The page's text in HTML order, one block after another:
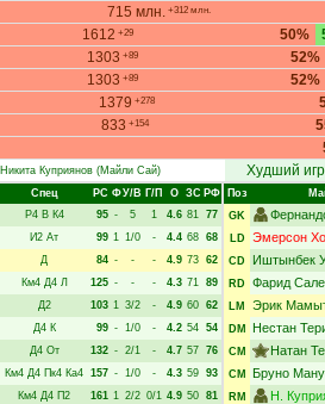
715 млн. +312 млн.
1612 +29 50%
1303 +89 52%
1303 +89 52%
1379 +278
833 +154
Никита Куприянов(Майли Сай) Худший
Спец РC ФУ/В Г/П О ЗС РФ
Р4 В К4 95 - 5 1 4.6 81 77
И2 Ат 99 1 1/0 - 4.4 68 68
Д 84 - - - 4.9 73 62
Км4 Д4 Л 125 - - - 4.3 71 89
Д2 103 1 3/2 - 4.9 60 62
Д4 К 99 - 1/0 - 4.2 54 54
Д4 От 132 - 2/1 - 4.7 57 76
Км4 Д4 Пк4 Ка4 157 - 1/0 - 4.3 59 93
Км4 Д4 П2 161 1 2/2 0/1 4.9 50 81
Поз
GK
LD
Эмерсон
CD
Иштынбек
RD Фарид
LM
Эрик
DM
Нестан
CM
Натан
CM
Бруно
RM
Н.